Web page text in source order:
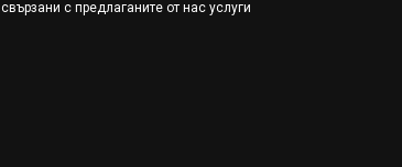
свързани с предлаганите от нас услуги